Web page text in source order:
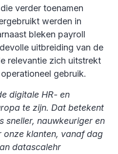
verder toenamen
werden in
bleken payroll
uitbreiding van de
relevantie zich uitstrekt
gebruik.
digitale HR- en
te zijn. Dat betekent
sneller, nauwkeuriger en
klanten, vanaf dag
datascalehr